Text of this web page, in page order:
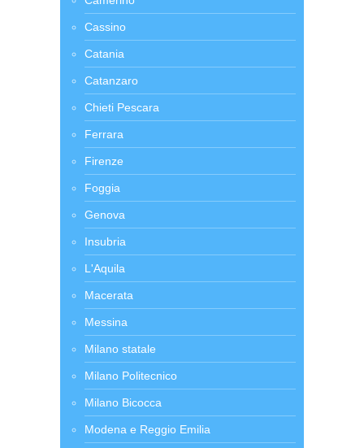
Cassino
Catania
Catanzaro
Chieti Pescara
Ferrara
Firenze
Foggia
Genova
Insubria
L'Aquila
Macerata
Messina
Milano statale
Milano Politecnico
Milano Bicocca
Modena e Reggio Emilia